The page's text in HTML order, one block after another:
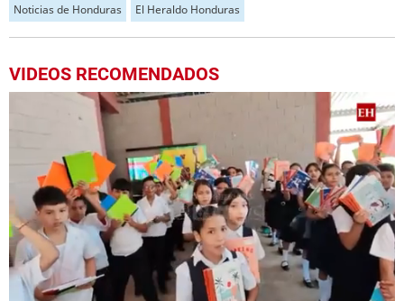
Noticias de Honduras El Heraldo Honduras
VIDEOS RECOMENDADOS